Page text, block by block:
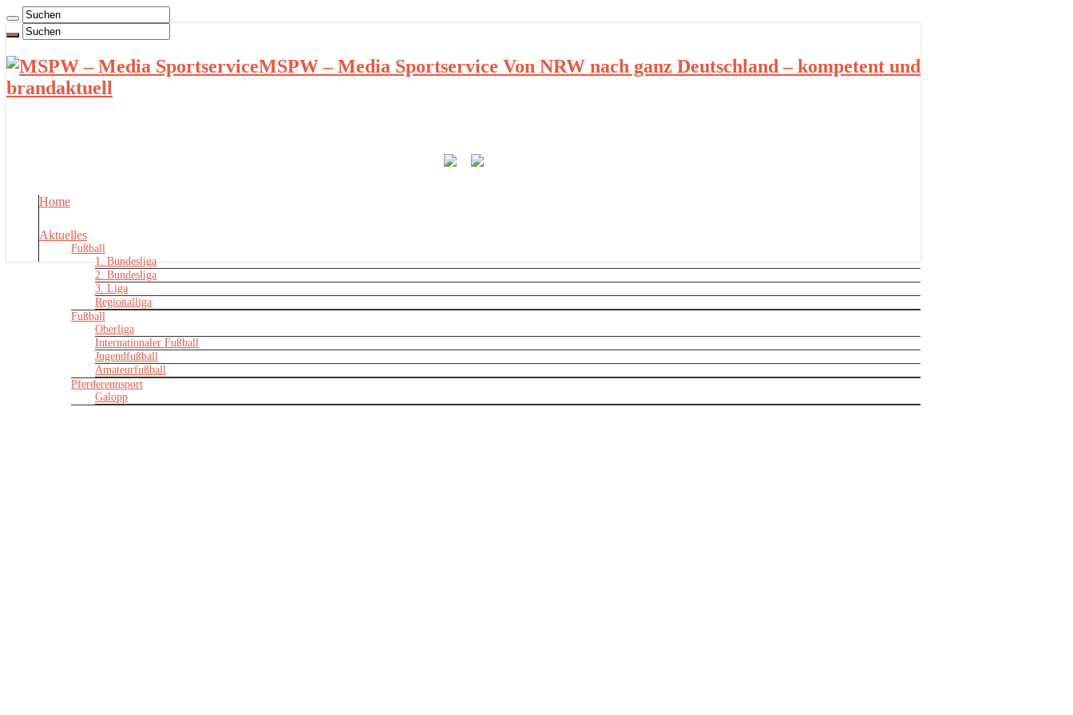
MSPW – Media Sportservice Von NRW nach ganz Deutschland – kompetent und
brandaktuell
Home
Aktuelles
Fußball
1. Bundesliga
2. Bundesliga
3. Liga
Regionalliga
Fußball
Oberliga
Internationaler Fußball
Jugendfußball
Amateurfußball
Pferderennsport
Galopp